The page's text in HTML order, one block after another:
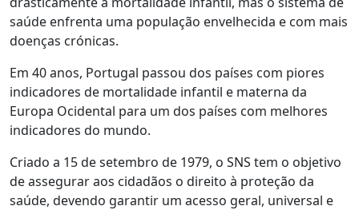
saúde enfrenta uma população envelhecida e com mais
doenças crónicas.
Em 40 anos, Portugal passou dos países com piores
indicadores de mortalidade infantil e materna da
Europa Ocidental para um dos países com melhores
indicadores do mundo.
Criado a 15 de setembro de 1979, o SNS tem o objetivo
de assegurar aos cidadãos o direito à proteção da
saúde, devendo garantir um acesso geral, universal e